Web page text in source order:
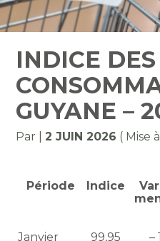
INDICE
GUYANE –
Par |2 JUIN 2026 ( Mise
Période Indice
Janvier
99,95 –